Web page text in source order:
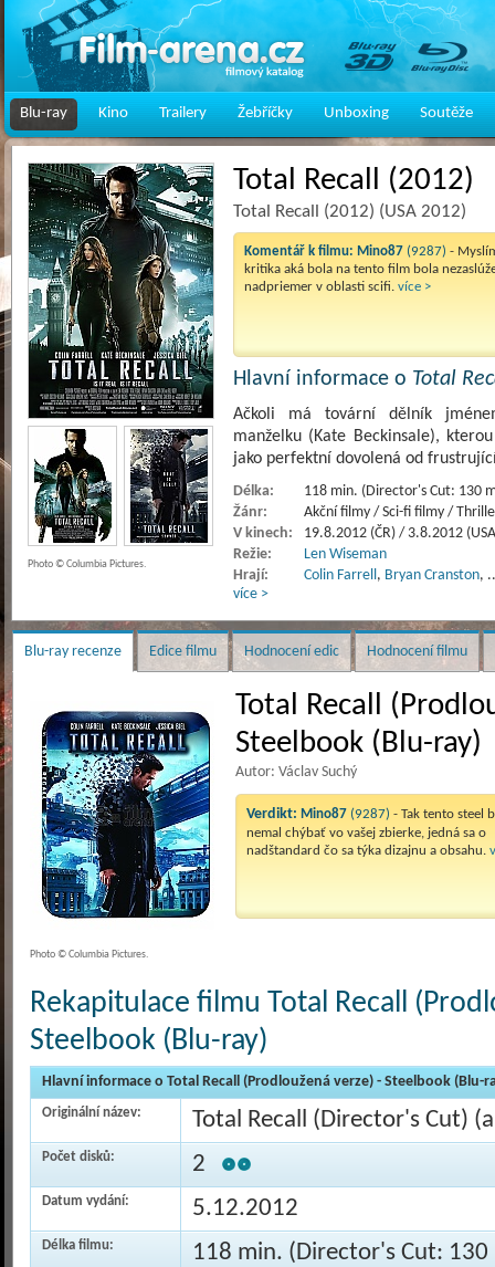
Blu-ray Kino Trailery Žebříčky Unboxing Soutěže
Total Recall (2012)
Total Recall (2012) (USA 2012)
Komentář k filmu: Mino87 (9287) -
kritika aká bola na tento film bola
nadpriemer v oblasti scifi. více >
Hlavní informace o Total
Ačkoli má tovární dělník
manželku (Kate Beckinsale),
jako perfektní dovolená od
Délka:
118 min. (Director's Cut: 130
Žánr:
Akční filmy / Sci-fi filmy /
V kinech:
19.8.2012 (ČR) / 3.8.2012
Režie:
Len Wiseman
Hrají:
Colin Farrell , Bryan Cranston,
více >
Photo © Columbia Pictures.
Blu-ray recenze Edice filmu Hodnocení edic Hodnocení filmu
Total Recall
Steelbook (Blu-ray)
Autor: Václav Suchý
Verdikt: Mino87 (9287) - Tak tento steel
nemal chýbať vo vašej zbierke, jedná sa o
nadštandard čo sa týka dizajnu a obsahu.
Photo © Columbia Pictures.
Rekapitulace filmu Total Recall
Steelbook (Blu-ray)
Hlavní informace o Total Recall (Prodloužená verze) - Steelbook (Blu-
Originální název: Total Recall (Director's Cut)
Počet disků: 2
Datum vydání: 5.12.2012
Délka filmu: 118 min. (Director's Cut: 130